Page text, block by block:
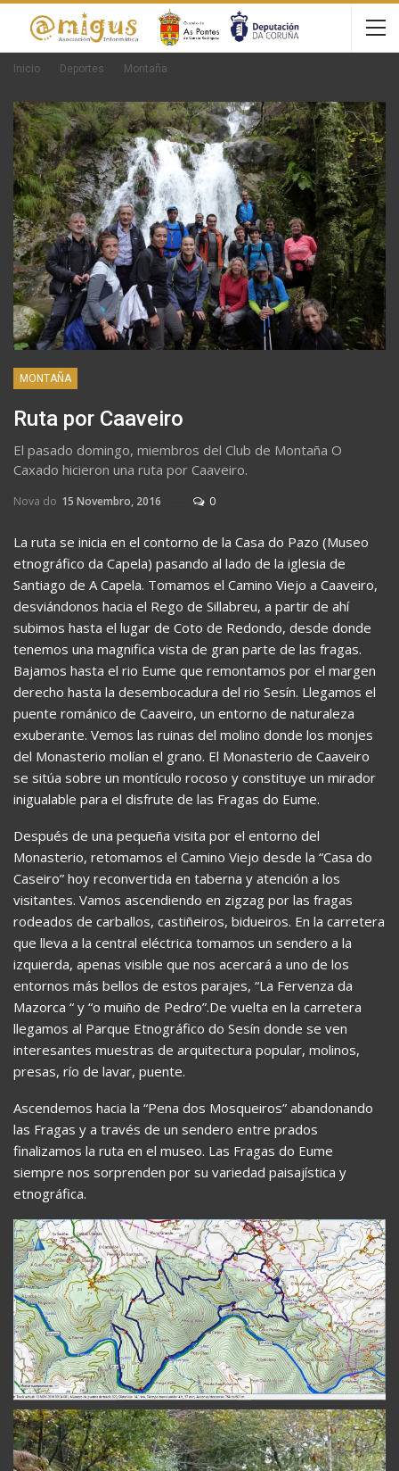
Inicio Deportes Montaña
MONTAÑA
Ruta por Caaveiro
El pasado domingo, miembros del Club de Montaña O
Caxado hicieron una ruta por Caaveiro.
Nova do 15 Novembro, 2016 0
La ruta se inicia en el contorno de la Casa do Pazo (Museo
etnográfico da Capela) pasando al lado de la iglesia de
Santiago de A Capela. Tomamos el Camino Viejo a Caaveiro,
desviándonos hacia el Rego de Sillabreu, a partir de ahí
subimos hasta el lugar de Coto de Redondo, desde donde
tenemos una magnifica vista de gran parte de las fragas.
Bajamos hasta el rio Eume que remontamos por el margen
derecho hasta la desembocadura del rio Sesín. Llegamos el
puente románico de Caaveiro, un entorno de naturaleza
exuberante. Vemos las ruinas del molino donde los monjes
del Monasterio molían el grano. El Monasterio de Caaveiro
se sitúa sobre un montículo rocoso y constituye un mirador
inigualable para el disfrute de las Fragas do Eume.
Después de una pequeña visita por el entorno del
Monasterio, retomamos el Camino Viejo desde la “Casa do
Caseiro” hoy reconvertida en taberna y atención a los
visitantes. Vamos ascendiendo en zigzag por las fragas
rodeados de carballos, castiñeiros, bidueiros. En la carretera
que lleva a la central eléctrica tomamos un sendero a la
izquierda, apenas visible que nos acercará a uno de los
entornos más bellos de estos parajes, “La Fervenza da
Mazorca “ y “o muiño de Pedro”.De vuelta en la carretera
llegamos al Parque Etnográfico do Sesín donde se ven
interesantes muestras de arquitectura popular, molinos,
presas, río de lavar, puente.
Ascendemos hacia la “Pena dos Mosqueiros” abandonando
las Fragas y a través de un sendero entre prados
finalizamos la ruta en el museo. Las Fragas do Eume
siempre nos sorprenden por su variedad paisajística y
etnográfica.